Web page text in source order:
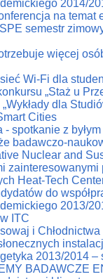
2014/
na temat
semestr
więcej
Wi-Fi dla
„Staż u
dla
Cities
- spotkanie z
badawczo-
Nuclear and
Heat-Tech
do
2013/
ITC
i
2013/2014
BADAWCZE